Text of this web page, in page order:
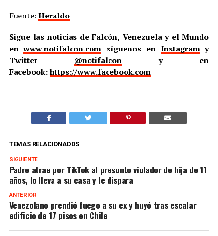
Fuente: Heraldo
Sigue las noticias de Falcón, Venezuela y el Mundo
enwww.notifalcon.com síguenos en Instagramy
Twitter @notifalcony en
Facebook:https://www.facebook.com
TEMAS RELACIONADOS
SIGUIENTE
Padre atrae por TikTok al presunto violador de hija de 11
años, lo lleva a su casa y le dispara
ANTERIOR
Venezolano prendió fuego a su ex y huyó tras escalar
edificio de 17 pisos en Chile